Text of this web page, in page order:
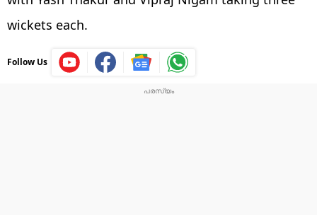
wickets each.
Follow Us